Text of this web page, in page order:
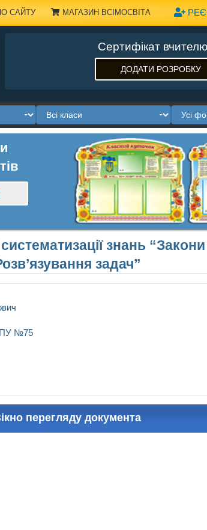
САЙТУ МАГАЗИН ВСІМОСВІТА
Сертифікат
ДОДАТИ РОЗРОБКУ
знань
задач”
№75
перегляду документа